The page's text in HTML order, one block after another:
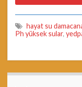
hayat su
Ph yüksek sular,